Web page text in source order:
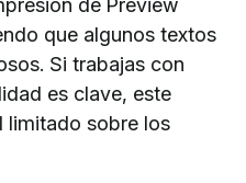
de Preview
que algunos textos
Si trabajas con
es clave, este
limitado sobre los